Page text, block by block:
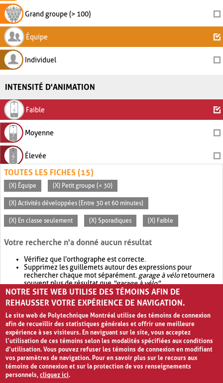
Grand groupe (> 100)
Équipe
Individuel
INTENSITÉ D'ANIMATION
Faible
Moyenne
Élevée
TOUTES LES FICHES (15)
(X) Équipe (X) Petit groupe (< 30)
(X) Activités développées (Entre 30 et 60 minutes)
(X) En classe seulement (X) Sporadiques (X) Faible
Votre recherche n'a donné aucun résultat
Vérifiez que l'orthographe est correcte.
Supprimez les guillemets autour des expressions pour
rechercher chaque mot séparément. garage à véloretournera
souvent plus de résultat que"garage à vélo".
Envisagez d'élargir votre recherche avec OR.garage OR vélo
retournera souvent plus de résultat quegarage à vélo
NOTRE SITE WEB UTILISE DES TÉMOINS AFIN DE
REHAUSSER VOTRE EXPÉRIENCE DE NAVIGATION.
Le site web de Polytechnique Montréal utilise des témoins de connexion
afin de recueillir des statistiques générales et offrir une meilleure
expérience à ses visiteurs. En naviguant sur le site, vous acceptez
l’utilisation de ces témoins selon les modalités spécifiées aux conditions
d’utilisation. Vous pouvez refuser les témoins de connexion en modifiant
vos paramètres de navigation. Pour en savoir plus sur le recours aux
témoins de connexion et sur la protection de vos renseignements
personnels,cliquez ici.